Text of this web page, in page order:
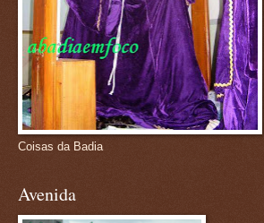
Coisas da Badia
Avenida